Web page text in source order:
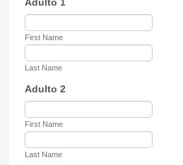
First Name
Last Name
Adulto 2
First Name
Last Name